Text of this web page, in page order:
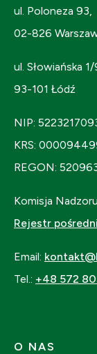
ul. Poloneza 93,
02-826
ul. Słowiańska 1/
93-101 Łódź
NIP:
KRS:
REGON:
Komisja
Rejestr
Email:
Tel.: +48 572
O NAS